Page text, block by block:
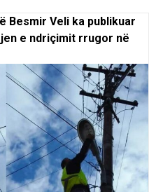
Besmir Veli ka publikuar
e ndriçimit rrugor në